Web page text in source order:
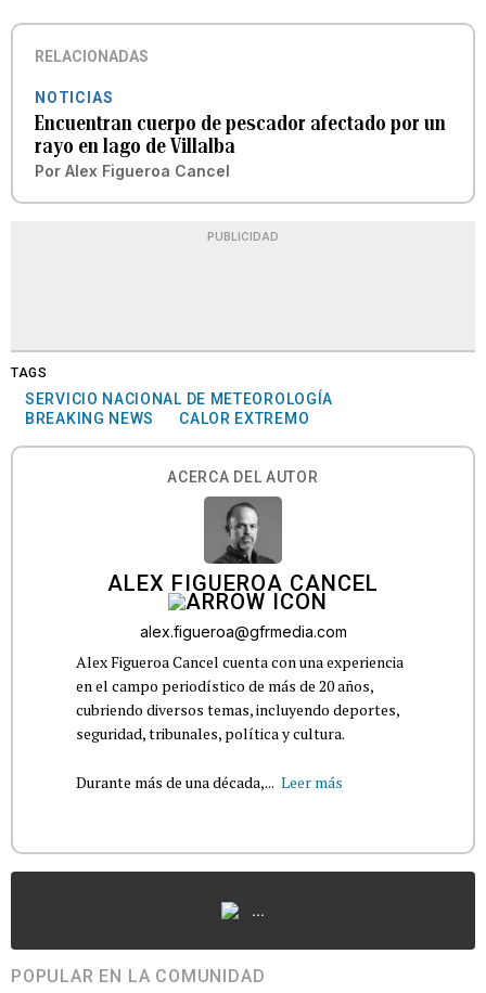
RELACIONADAS
NOTICIAS
Encuentran cuerpo de pescador afectado por un
rayo en lago de Villalba
Por Alex Figueroa Cancel
PUBLICIDAD
TAGS
SERVICIO NACIONAL DE METEOROLOGÍA
BREAKING NEWS
CALOR EXTREMO
ACERCA DEL AUTOR
ALEX FIGUEROA CANCEL
alex.figueroa@gfrmedia.com
Alex Figueroa Cancel cuenta con una experiencia
en el campo periodístico de más de 20 años,
cubriendo diversos temas, incluyendo deportes,
seguridad, tribunales, política y cultura.
Durante más de una década,... Leer más
...
POPULAR EN LA COMUNIDAD